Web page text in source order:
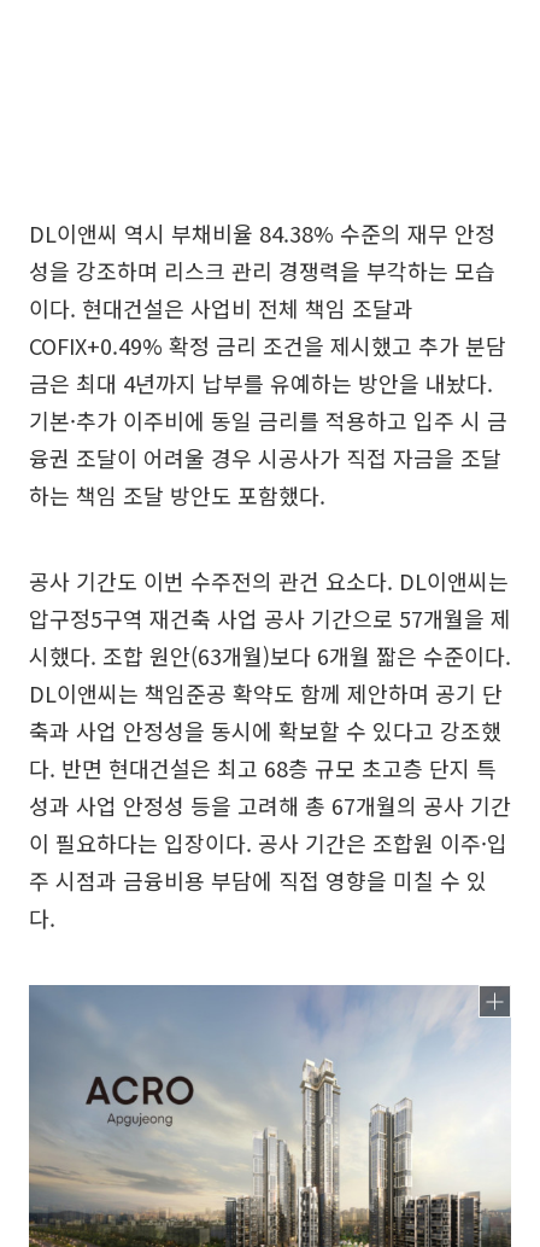
DL이앤씨 역시 부채비율 84.38% 수준의 재무 안정
성을 강조하며 리스크 관리 경쟁력을 부각하는 모습
이다. 현대건설은 사업비 전체 책임 조달과
COFIX+0.49% 확정 금리 조건을 제시했고 추가 분담
금은 최대 4년까지 납부를 유예하는 방안을 내놨다.
기본·추가 이주비에 동일 금리를 적용하고 입주 시 금
융권 조달이 어려울 경우 시공사가 직접 자금을 조달
하는 책임 조달 방안도 포함했다.
공사 기간도 이번 수주전의 관건 요소다. DL이앤씨는
압구정5구역 재건축 사업 공사 기간으로 57개월을 제
시했다. 조합 원안(63개월)보다 6개월 짧은 수준이다.
DL이앤씨는 책임준공 확약도 함께 제안하며 공기 단
축과 사업 안정성을 동시에 확보할 수 있다고 강조했
다. 반면 현대건설은 최고 68층 규모 초고층 단지 특
성과 사업 안정성 등을 고려해 총 67개월의 공사 기간
이 필요하다는 입장이다. 공사 기간은 조합원 이주·입
주 시점과 금융비용 부담에 직접 영향을 미칠 수 있
다.